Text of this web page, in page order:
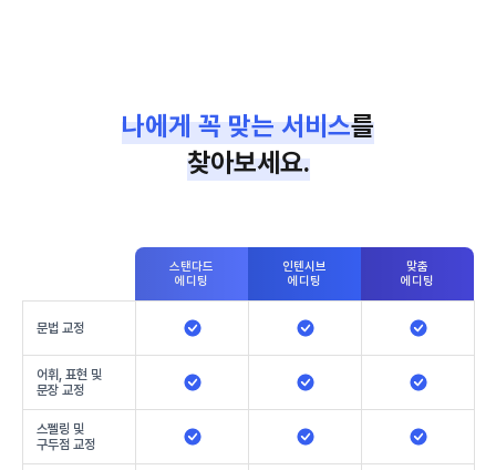
나에게 꼭 맞는 서비스를
찾아보세요.
스탠다드
에디팅
인텐시브
에디팅
맞춤
에디팅
문법 교정
어휘, 표현 및
문장 교정
스펠링 및
구두점 교정